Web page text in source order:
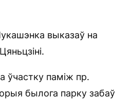
выказаў на
ўчастку паміж пр.
былога парку забаў